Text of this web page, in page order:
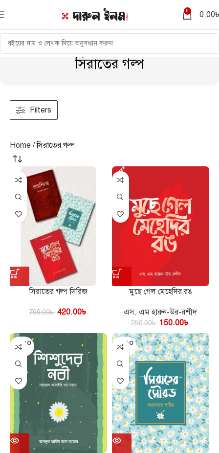
0 0.00
সিরাতের গল্প
Filters
Home সিরাতের গল্প
সিরাতের গল্প সিরিজ
700.00৳ 420.00৳
মুছে গেল মেহেদির রঙ
এস. এম হারুন-উর-রশীদ
250.00৳ 150.00৳
SOLD O
UT
SOLD O
UT